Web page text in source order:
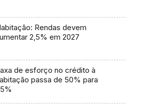
Rendas devem
2,5% em 2027
de esforço no crédito à
passa de 50% para